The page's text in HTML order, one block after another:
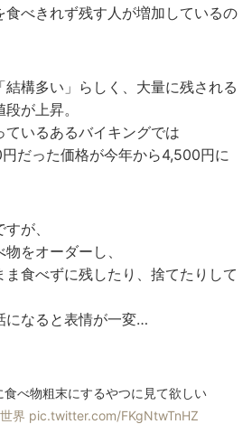
食べきれず残す人が増加しているの
構多い」らしく、大量に残される
が上昇。
いるあるバイキングでは
だった価格が今年から4,500円に
が、
をオーダーし、
食べずに残したり、捨てたりして
になると表情が一変…
食べ物粗末にするやつに見て欲しい
界 pic.twitter.com/FKgNtwTnHZ